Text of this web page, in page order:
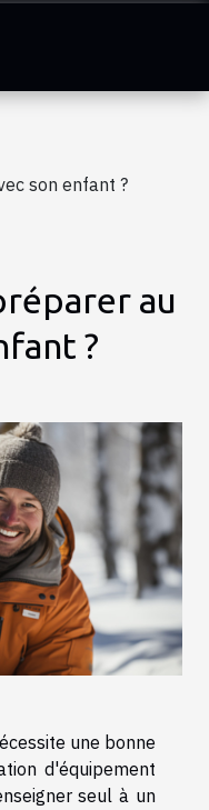
son enfant ?
au
?
une bonne
d'équipement
seul à un